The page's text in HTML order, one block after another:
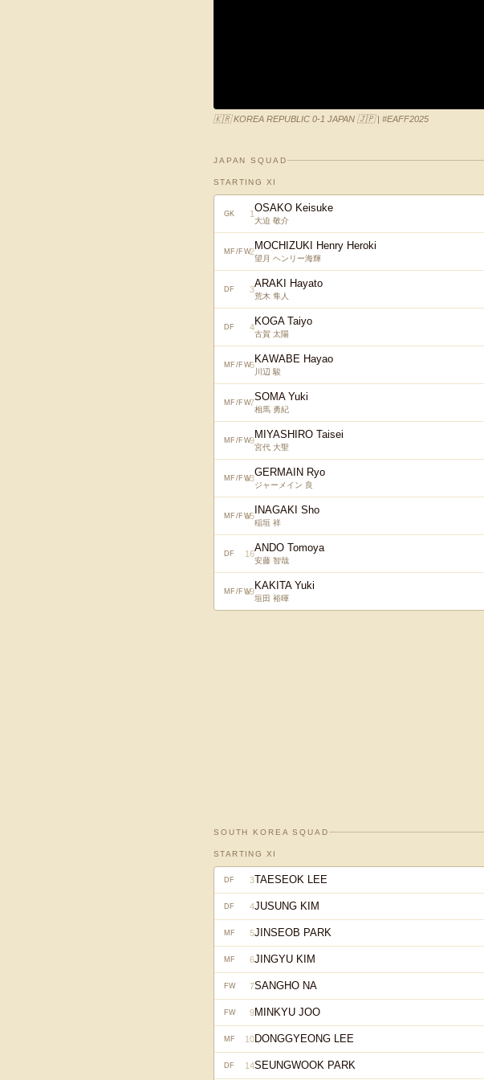
🇰🇷 KOREA REPUBLIC 0-1 JAPAN 🇯🇵 | #EAFF2025
JAPAN SQUAD
STARTING XI
GK 1OSAKO Keisuke
大迫 敬介
MF/FW2MOCHIZUKI Henry Heroki
望月 ヘンリー海輝
DF 3ARAKI Hayato
荒木 隼人
DF 4KOGA Taiyo
古賀 太陽
MF/FW6KAWABE Hayao
川辺 駿
MF/FW7SOMA Yuki
相馬 勇紀
MF/FW9MIYASHIRO Taisei
宮代 大聖
MF/FW
13GERMAIN Ryo
ジャーメイン 良
MF/FW
15 INAGAKI Sho
稲垣 祥
DF 16ANDO Tomoya
安藤 智哉
MF/FW
19KAKITA Yuki
垣田 裕暉
SOUTH KOREA SQUAD
STARTING XI
DF 3TAESEOK LEE
DF 4JUSUNG KIM
MF 5JINSEOB PARK
MF 6JINGYU KIM
FW 7SANGHO NA
FW 9MINKYU JOO
MF 10DONGGYEONG LEE
DF 14SEUNGWOOK PARK